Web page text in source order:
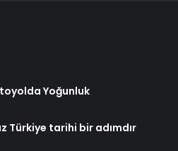
Yoğunluk
Türkiye tarihi bir adımdır